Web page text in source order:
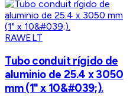
RAWELT
Tubo conduit rígido de
aluminio de 25.4 x 3050
mm (1" x 10&#039;).